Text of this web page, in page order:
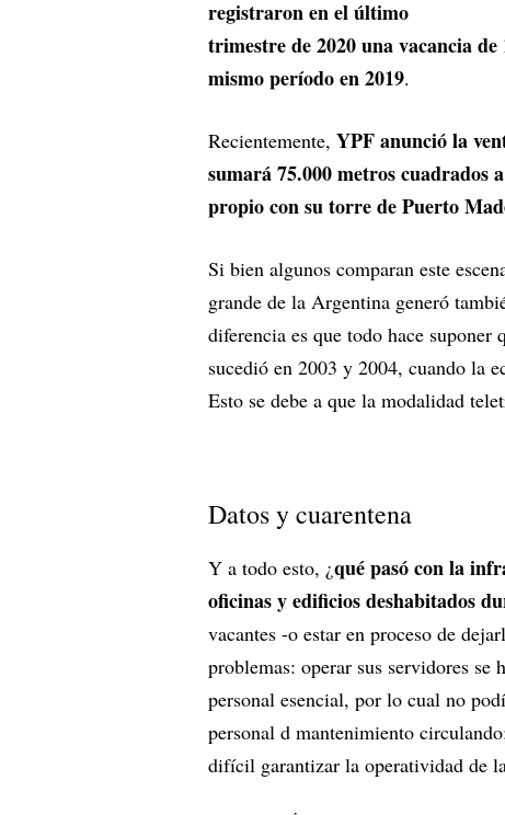
registraron en el último
trimestre de 2020 una vacancia
mismo período en 2019.
Recientemente, YPF anunció la
sumará 75.000 metros cuadrados
propio con su torre de Puerto
Si bien algunos comparan este
grande de la Argentina generó
diferencia es que todo hace suponer
sucedió en 2003 y 2004, cuando la
Esto se debe a que la modalidad
Datos y cuarentena
Y a todo esto, ¿qué pasó con la
oficinas y edificios deshabitados
vacantes -o estar en proceso de
problemas: operar sus servidores
personal esencial, por lo cual no
personal d mantenimiento
difícil garantizar la operatividad de